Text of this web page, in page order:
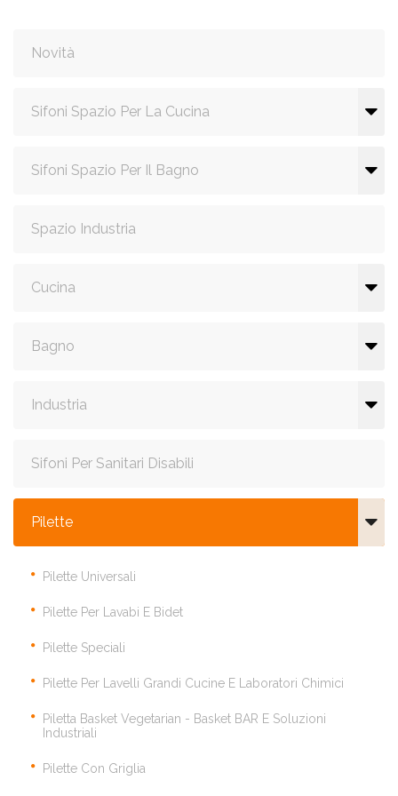
Novità
Sifoni Spazio Per La Cucina
Sifoni Spazio Per Il Bagno
Spazio Industria
Cucina
Bagno
Industria
Sifoni Per Sanitari Disabili
Pilette
Pilette Universali
Pilette Per Lavabi E Bidet
Pilette Speciali
Pilette Per Lavelli Grandi Cucine E Laboratori Chimici
Piletta Basket Vegetarian - Basket BAR E Soluzioni
Industriali
Pilette Con Griglia